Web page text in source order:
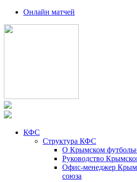
Онлайн матчей
КФС
Структура КФС
О Крымском
Руководство
Офис-менеджер
союза